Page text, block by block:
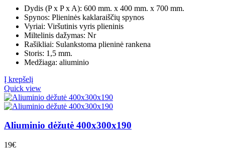
Dydis (P x P x A): 600 mm. x 400 mm. x 700 mm.
Spynos: Plieninės kaklaraiščių spynos
Vyriai: Viršutinis vyris plieninis
Miltelinis dažymas: Nr
Rašikliai: Sulankstoma plieninė rankena
Storis: 1,5 mm.
Medžiaga: aliuminio
Į krepšelį
Quick view
Aliuminio dėžutė 400x300x190
19€